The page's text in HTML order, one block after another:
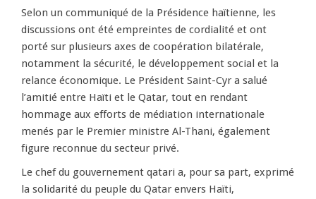
Selon un communiqué de la Présidence haïtienne, les
discussions ont été empreintes de cordialité et ont
porté sur plusieurs axes de coopération bilatérale,
notamment la sécurité, le développement social et la
relance économique. Le Président Saint-Cyr a salué
l’amitié entre Haïti et le Qatar, tout en rendant
hommage aux efforts de médiation internationale
menés par le Premier ministre Al-Thani, également
figure reconnue du secteur privé.
Le chef du gouvernement qatari a, pour sa part, exprimé
la solidarité du peuple du Qatar envers Haïti,